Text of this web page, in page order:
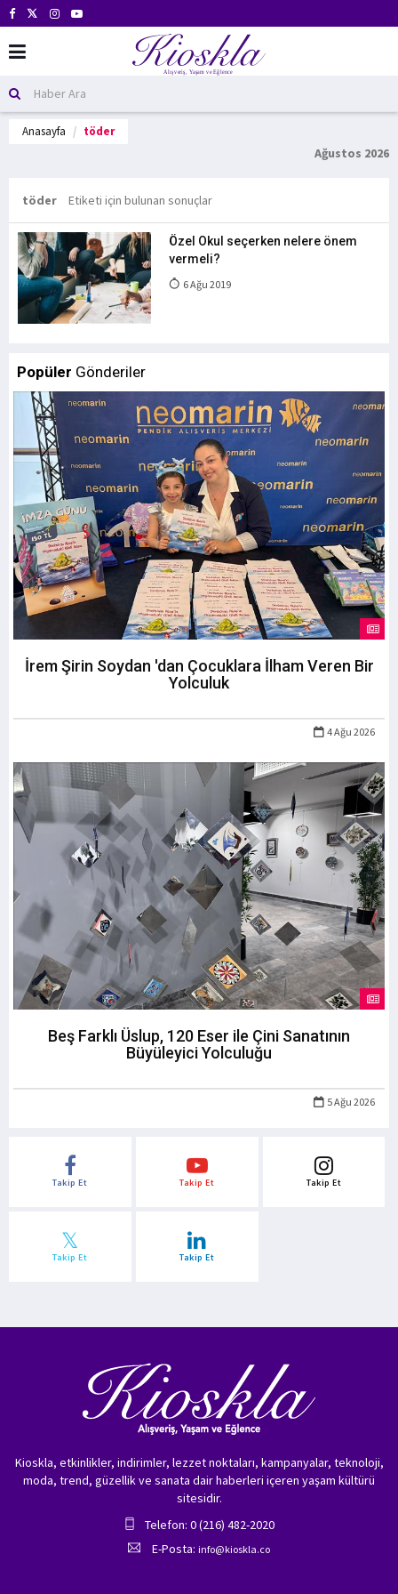
Anasayfa töder
Ağustos 2026
töder Etiketi için bulunan sonuçlar
Özel Okul seçerken nelere önem
vermeli?
6 Ağu 2019
Popüler Gönderiler
İrem Şirin Soydan 'dan Çocuklara İlham Veren Bir
Yolculuk
4 Ağu 2026
Beş Farklı Üslup, 120 Eser ile Çini Sanatının
Büyüleyici Yolculuğu
5 Ağu 2026
Takip Et Takip Et Takip Et
Takip Et Takip Et
Kioskla, etkinlikler, indirimler, lezzet noktaları, kampanyalar, teknoloji,
moda, trend, güzellik ve sanata dair haberleri içeren yaşam kültürü
sitesidir.
Telefon: 0 (216) 482-2020
E-Posta: info@kioskla.co